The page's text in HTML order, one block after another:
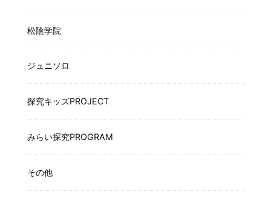
松陰学院
ジュニソロ
探究キッズPROJECT
みらい探究PROGRAM
その他